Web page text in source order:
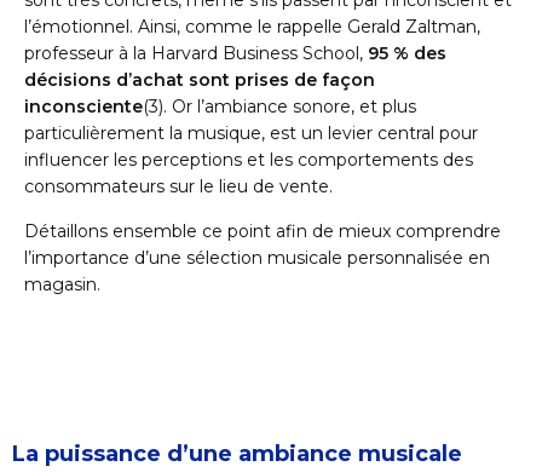
l’émotionnel. Ainsi, comme le rappelle Gerald Zaltman,
professeur à la Harvard Business School, 95 % des
décisions d’achat sont prises de façon
inconsciente(3). Or l’ambiance sonore, et plus
particulièrement la musique, est un levier central pour
influencer les perceptions et les comportements des
consommateurs sur le lieu de vente.
Détaillons ensemble ce point afin de mieux comprendre
l’importance d’une sélection musicale personnalisée en
magasin.
La puissance d’une ambiance musicale